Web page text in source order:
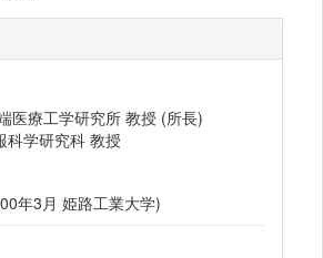
医療工学研究所 教授 (所長)
科学研究科 教授
年3月 姫路工業大学)